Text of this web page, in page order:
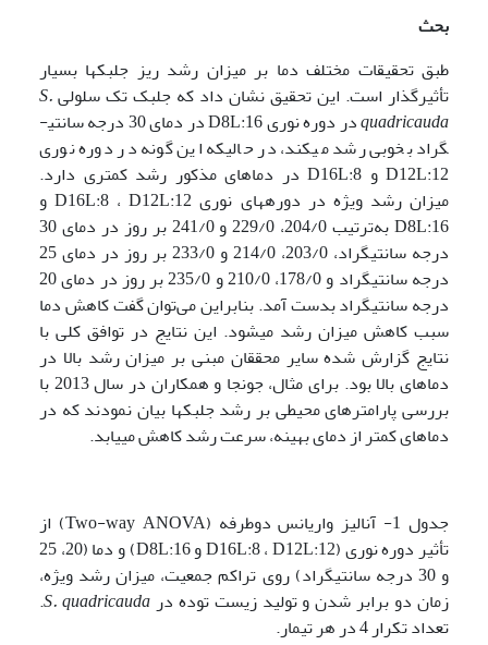
بحث
طبق تحقیقات مختلف دما بر میزان رشد ریز جلبک­ها بسیار
تأثیرگذار است. این تحقیق نشان داد که جلبک تک سلولیS.
quadricauda
در دوره نوری D8L:16 در دمای 30 درجه سانتی­
گراد بخوبی رشد می­کند، در حالیکه این گونه در دوره نوری
D12L:12 و D16L:8 در دما­های مذکور رشد کمتری دارد.
میزان رشد ویژه در دوره­های نوری D16L:8 ، D12L:12 و
D8L:16 به‌ترتیب 204/0، 229/0 و 241/0 بر روز در دمای 30
درجه سانتی­گراد، 203/0، 214/0 و 233/0 بر روز در دمای 25
درجه سانتی­گراد و 178/0، 210/0 و 235/0 بر روز در دمای 20
درجه سانتی­گراد بدست آمد. بنابراین می‌توان گفت کاهش دما
سبب کاهش میزان رشد می­شود. این نتایج در توافق کلی با
نتایج گزارش شده سایر محققان مبنی بر میزان رشد بالا در
دماها­ی بالا بود. برای مثال، جونجا و همکاران در سال 2013 با
بررسی پارامتر­های محیطی بر رشد جلبک­ها بیان نمودند که در
دما­های کمتر از دمای بهینه، سرعت رشد کاهش می­یابد.
جدول 1- آنالیز واریانس دوطرفه (Two-way ANOVA) از
تأثیر دوره نوری (D16L:8 ، D12L:12 و D8L:16) و دما (20، 25
و 30 درجه سانتی­گراد) روی تراکم جمعیت، میزان رشد ویژه،
زمان دو برابر شدن و تولید زیست توده درS. quadricauda
.
تعداد تکرار 4 در هر تیمار.